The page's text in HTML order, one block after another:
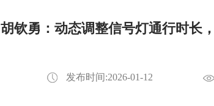
胡钦勇：动态调整信号灯通行时长
发布时间:2026-01-12